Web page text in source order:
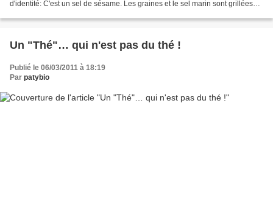
d'identité: C'est un sel de sésame. Les graines et le sel marin sont grillées
Un "Thé"… qui n'est pas du thé !
Publié le 06/03/2011 à 18:19
Par patybio